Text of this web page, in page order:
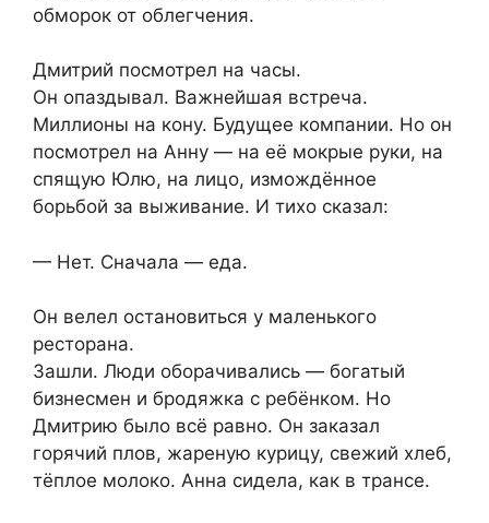
обморок от облегчения.
Дмитрий посмотрел на часы.
Он опаздывал. Важнейшая встреча.
Миллионы на кону. Будущее компании. Но он
посмотрел на Анну — на её мокрые руки, на
спящую Юлю, на лицо, измождённое
борьбой за выживание. И тихо сказал:
— Нет. Сначала — еда.
Он велел остановиться у маленького
ресторана.
Зашли. Люди оборачивались — богатый
бизнесмен и бродяжка с ребёнком. Но
Дмитрию было всё равно. Он заказал
горячий плов, жареную курицу, свежий хлеб,
тёплое молоко. Анна сидела, как в трансе.